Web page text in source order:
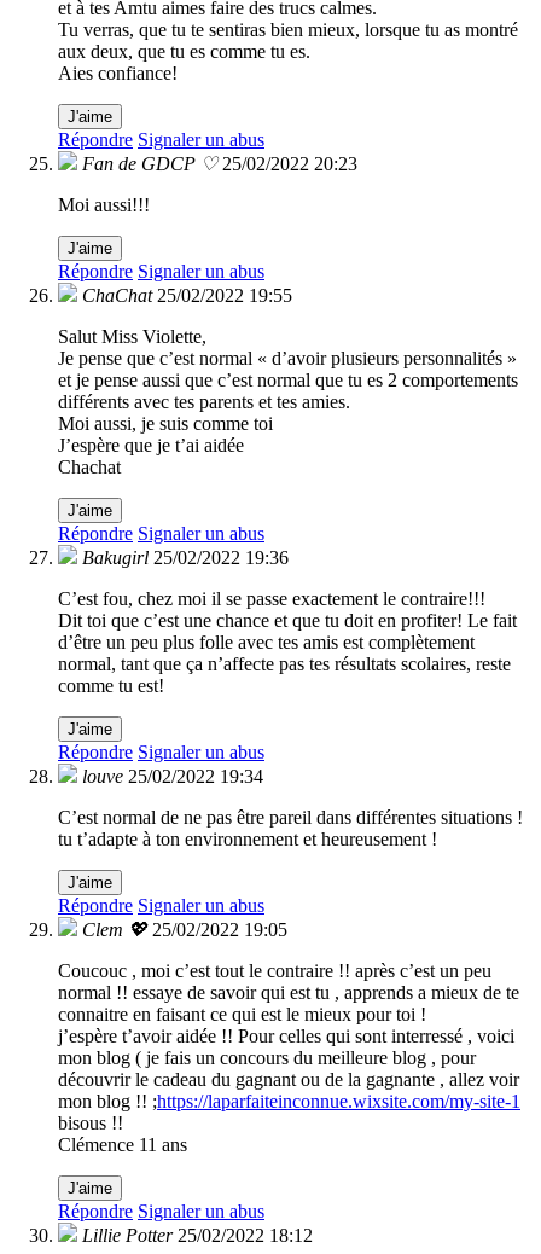
et à tes Amtu aimes faire des trucs calmes.
Tu verras, que tu te sentiras bien mieux, lorsque tu as montré
aux deux, que tu es comme tu es.
Aies confiance!
J'aime
Répondre Signaler un abus
Fan de GDCP ♡ 25/02/2022 20:23
Moi aussi!!!
J'aime
Répondre Signaler un abus
ChaChat 25/02/2022 19:55
Salut Miss Violette,
Je pense que c’est normal « d’avoir plusieurs personnalités »
et je pense aussi que c’est normal que tu es 2 comportements
différents avec tes parents et tes amies.
Moi aussi, je suis comme toi
J’espère que je t’ai aidée
Chachat
J'aime
Répondre Signaler un abus
Bakugirl 25/02/2022 19:36
C’est fou, chez moi il se passe exactement le contraire!!!
Dit toi que c’est une chance et que tu doit en profiter! Le fait
d’être un peu plus folle avec tes amis est complètement
normal, tant que ça n’affecte pas tes résultats scolaires, reste
comme tu est!
J'aime
Répondre Signaler un abus
louve 25/02/2022 19:34
C’est normal de ne pas être pareil dans différentes situations !
tu t’adapte à ton environnement et heureusement !
J'aime
Répondre Signaler un abus
Clem 💖 25/02/2022 19:05
Coucouc , moi c’est tout le contraire !! après c’est un peu
normal !! essaye de savoir qui est tu , apprends a mieux de te
connaitre en faisant ce qui est le mieux pour toi !
j’espère t’avoir aidée !! Pour celles qui sont interressé , voici
mon blog ( je fais un concours du meilleure blog , pour
découvrir le cadeau du gagnant ou de la gagnante , allez voir
mon blog !! ;https://laparfaiteinconnue.wixsite.com/my-site-1
bisous !!
Clémence 11 ans
J'aime
Répondre Signaler un abus
Lillie Potter 25/02/2022 18:12